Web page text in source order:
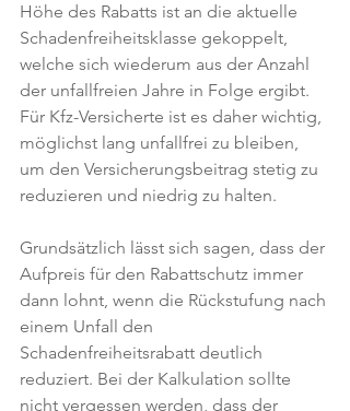
Höhe des Rabatts ist an die aktuelle
Schadenfreiheitsklasse gekoppelt,
welche sich wiederum aus der Anzahl
der unfallfreien Jahre in Folge ergibt.
Für Kfz-Versicherte ist es daher wichtig,
möglichst lang unfallfrei zu bleiben,
um den Versicherungsbeitrag stetig zu
reduzieren und niedrig zu halten.
Grundsätzlich lässt sich sagen, dass der
Aufpreis für den Rabattschutz immer
dann lohnt, wenn die Rückstufung nach
einem Unfall den
Schadenfreiheitsrabatt deutlich
reduziert. Bei der Kalkulation sollte
nicht vergessen werden, dass der